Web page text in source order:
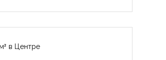
в Центре